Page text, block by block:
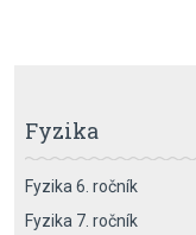
Fyzika
Fyzika 6. ročník
Fyzika 7. ročník